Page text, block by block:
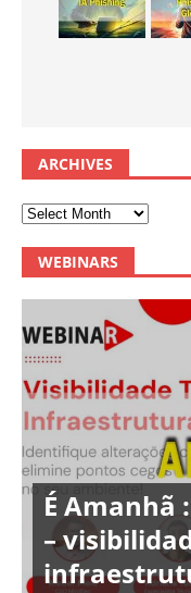
ARCHIVES
WEBINARS
É Amanhã
–